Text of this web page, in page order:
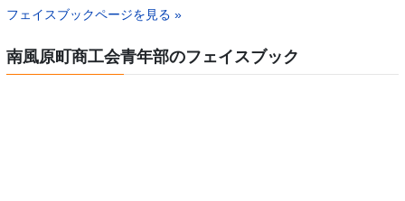
フェイスブックページを見る »
南風原町商工会青年部のフェイスブック